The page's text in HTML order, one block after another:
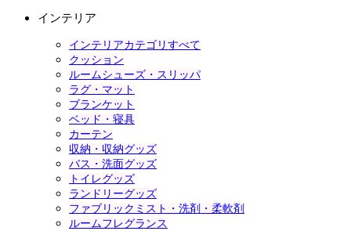
インテリア
インテリアカテゴリすべて
クッション
ルームシューズ・スリッパ
ラグ・マット
ブランケット
ベッド・寝具
カーテン
収納・収納グッズ
バス・洗面グッズ
トイレグッズ
ランドリーグッズ
ファブリックミスト・洗剤・柔軟剤
ルームフレグランス